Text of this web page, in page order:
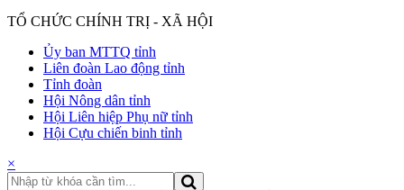
TỔ CHỨC CHÍNH TRỊ - XÃ HỘI
Ủy ban MTTQ tỉnh
Liên đoàn Lao động tỉnh
Tỉnh đoàn
Hội Nông dân tỉnh
Hội Liên hiệp Phụ nữ tỉnh
Hội Cựu chiến binh tỉnh
×